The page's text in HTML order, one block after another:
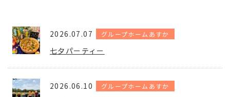
2026.07.07 グループホームあすか
七夕パーティー
2026.06.10 グループホームあすか